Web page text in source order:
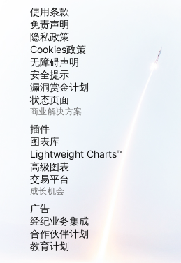
使用条款
免责声明
隐私政策
Cookies政策
无障碍声明
安全提示
漏洞赏金计划
状态页面
商业解决方案
插件
图表库
Lightweight Charts™
高级图表
交易平台
成长机会
广告
经纪业务集成
合作伙伴计划
教育计划